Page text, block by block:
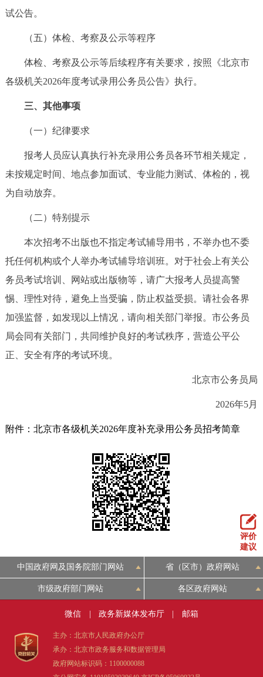
试公告。
（五）体检、考察及公示等程序
体检、考察及公示等后续程序有关要求，按照《北京市
各级机关2026年度考试录用公务员公告》执行。
三、其他事项
（一）纪律要求
报考人员应认真执行补充录用公务员各环节相关规定，
未按规定时间、地点参加面试、专业能力测试、体检的，视
为自动放弃。
（二）特别提示
本次招考不出版也不指定考试辅导用书，不举办也不委
托任何机构或个人举办考试辅导培训班。对于社会上有关公
务员考试培训、网站或出版物等，请广大报考人员提高警
惕、理性对待，避免上当受骗，防止权益受损。请社会各界
加强监督，如发现以上情况，请向相关部门举报。市公务员
局会同有关部门，共同维护良好的考试秩序，营造公平公
正、安全有序的考试环境。
北京市公务员局
2026年5月
附件：北京市各级机关2026年度补充录用公务员招考简章
评价
建议
中国政府网及国务院部门网站 省（区市）政府网站
市级政府部门网站 各区政府网站
微信 政务新媒体发布厅 邮箱
主办：北京市人民政府办公厅
承办：北京市政务服务和数据管理局
政府网站标识码：1100000088